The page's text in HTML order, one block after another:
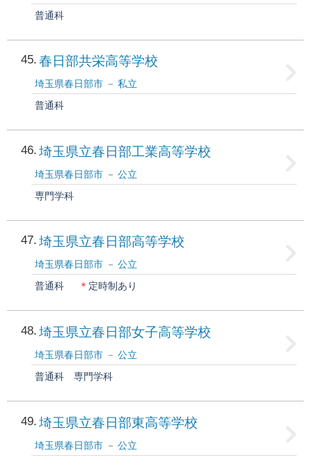
普通科
45 春日部共栄高等学校
埼玉県春日部市
私立
普通科
46 埼玉県立春日部工業高等学校
埼玉県春日部市
公立
専門学科
47 埼玉県立春日部高等学校
埼玉県春日部市
公立
普通科
＊ 定時制あり
48 埼玉県立春日部女子高等学校
埼玉県春日部市
公立
普通科
専門学科
49 埼玉県立春日部東高等学校
埼玉県春日部市
公立